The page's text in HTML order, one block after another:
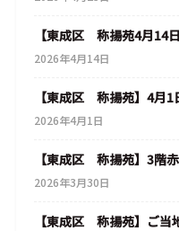
【東成区 称揚苑4月14
2026年4月14日
【東成区 称揚苑】4月1
2026年4月1日
【東成区 称揚苑】3階
2026年3月30日
【東成区 称揚苑】ご